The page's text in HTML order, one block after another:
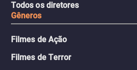
Todos os diretores
Gêneros
Filmes de Ação
Filmes de Terror